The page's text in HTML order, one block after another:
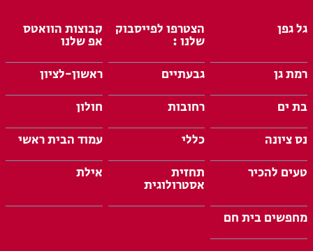
גל גפן הצטרפו לפייסבוק
שלנו :
קבוצות הוואטס
אפ שלנו
רמת גן
גבעתיים
ראשון-לציון
בת ים
רחובות
חולון
נס ציונה
כללי
עמוד הבית ראשי
טעים להכיר
תחזית
אסטרולוגית
אילת
מחפשים בית חם